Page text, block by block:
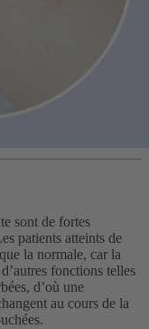
sont de fortes
patients atteints de
la normale, car la
fonctions telles
d’où une
au cours de la